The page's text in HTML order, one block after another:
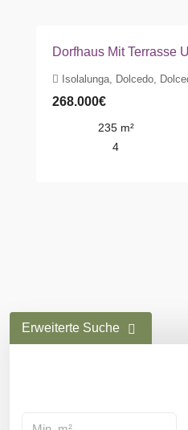
Dorfhaus Mit Terrasse
Isolalunga, Dolcedo,
268.000€
235 m²
4
Erweiterte Suche